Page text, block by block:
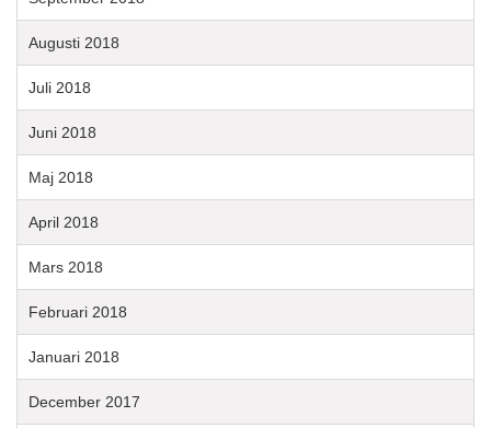
Augusti 2018
Juli 2018
Juni 2018
Maj 2018
April 2018
Mars 2018
Februari 2018
Januari 2018
December 2017